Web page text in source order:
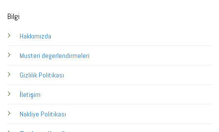
Bilgi
Hakkımızda
Musteri degerlendirmeleri
Gizlilik Politikası
İletişim
Nakliye Politikası